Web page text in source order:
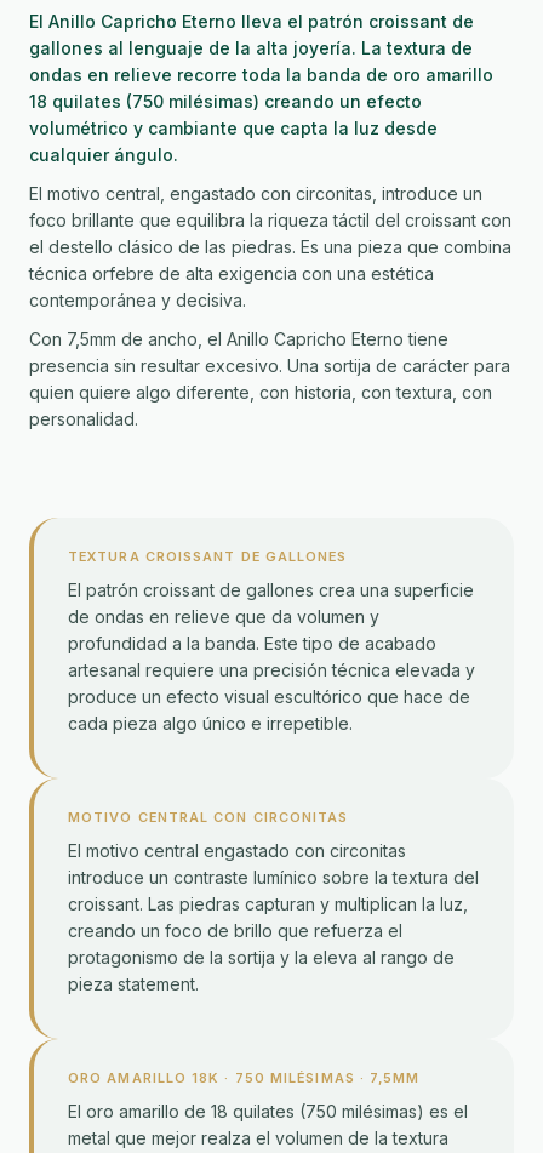
El Anillo Capricho Eterno lleva el patrón croissant de
gallones al lenguaje de la alta joyería. La textura de
ondas en relieve recorre toda la banda de oro amarillo
18 quilates (750 milésimas) creando un efecto
volumétrico y cambiante que capta la luz desde
cualquier ángulo.
El motivo central, engastado con circonitas, introduce un
foco brillante que equilibra la riqueza táctil del croissant con
el destello clásico de las piedras. Es una pieza que combina
técnica orfebre de alta exigencia con una estética
contemporánea y decisiva.
Con 7,5mm de ancho, el Anillo Capricho Eterno tiene
presencia sin resultar excesivo. Una sortija de carácter para
quien quiere algo diferente, con historia, con textura, con
personalidad.
TEXTURA CROISSANT DE GALLONES
El patrón croissant de gallones crea una superficie
de ondas en relieve que da volumen y
profundidad a la banda. Este tipo de acabado
artesanal requiere una precisión técnica elevada y
produce un efecto visual escultórico que hace de
cada pieza algo único e irrepetible.
MOTIVO CENTRAL CON CIRCONITAS
El motivo central engastado con circonitas
introduce un contraste lumínico sobre la textura del
croissant. Las piedras capturan y multiplican la luz,
creando un foco de brillo que refuerza el
protagonismo de la sortija y la eleva al rango de
pieza statement.
ORO AMARILLO 18K · 750 MILÉSIMAS · 7,5MM
El oro amarillo de 18 quilates (750 milésimas) es el
metal que mejor realza el volumen de la textura